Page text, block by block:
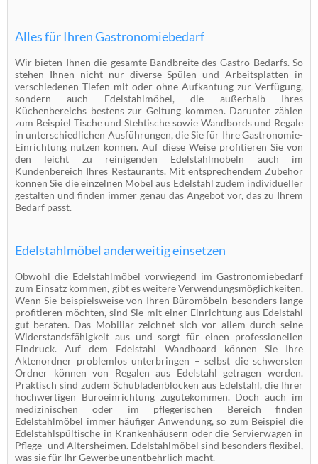
Alles für Ihren Gastronomiebedarf
Wir bieten Ihnen die gesamte Bandbreite des Gastro-Bedarfs. So
stehen Ihnen nicht nur diverse Spülen und Arbeitsplatten in
verschiedenen Tiefen mit oder ohne Aufkantung zur Verfügung,
sondern auch Edelstahlmöbel, die außerhalb Ihres
Küchenbereichs bestens zur Geltung kommen. Darunter zählen
zum Beispiel Tische und Stehtische sowie Wandbords und Regale
in unterschiedlichen Ausführungen, die Sie für Ihre Gastronomie-
Einrichtung nutzen können. Auf diese Weise profitieren Sie von
den leicht zu reinigenden Edelstahlmöbeln auch im
Kundenbereich Ihres Restaurants. Mit entsprechendem Zubehör
können Sie die einzelnen Möbel aus Edelstahl zudem individueller
gestalten und finden immer genau das Angebot vor, das zu Ihrem
Bedarf passt.
Edelstahlmöbel anderweitig einsetzen
Obwohl die Edelstahlmöbel vorwiegend im Gastronomiebedarf
zum Einsatz kommen, gibt es weitere Verwendungsmöglichkeiten.
Wenn Sie beispielsweise von Ihren Büromöbeln besonders lange
profitieren möchten, sind Sie mit einer Einrichtung aus Edelstahl
gut beraten. Das Mobiliar zeichnet sich vor allem durch seine
Widerstandsfähigkeit aus und sorgt für einen professionellen
Eindruck. Auf dem Edelstahl Wandboard können Sie Ihre
Aktenordner problemlos unterbringen – selbst die schwersten
Ordner können von Regalen aus Edelstahl getragen werden.
Praktisch sind zudem Schubladenblöcken aus Edelstahl, die Ihrer
hochwertigen Büroeinrichtung zugutekommen. Doch auch im
medizinischen oder im pflegerischen Bereich finden
Edelstahlmöbel immer häufiger Anwendung, so zum Beispiel die
Edelstahlspültische in Krankenhäusern oder die Servierwagen in
Pflege- und Altersheimen. Edelstahlmöbel sind besonders flexibel,
was sie für Ihr Gewerbe unentbehrlich macht.